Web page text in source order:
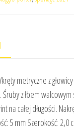
metryczne z
z łbem
całej długości.
5 mm Szerokość: 2,0